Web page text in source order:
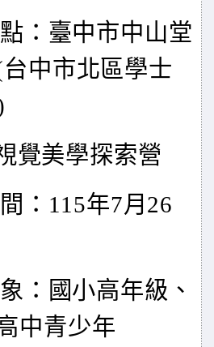
：臺中市中山堂
中市北區學士
覺美學探索營
：115年7月26
：國小高年級、
中青少年